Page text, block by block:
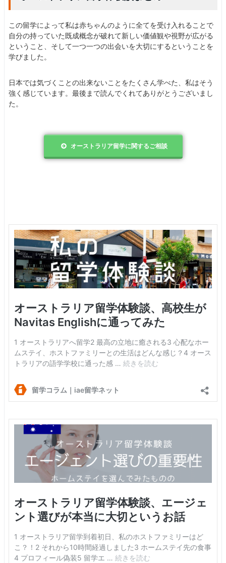
この留学によって私は赤ちゃんのように全てを受け入れることで
自分の持っていた既成概念が破れて新しい価値観や視野が広がる
ということ、そして一つ一つの出会いを大切にするということを
学びました。
日本では気づくことの出来ないことをたくさん学べた、私はそう
強く感じています。最後まで読んでくれてありがとうございまし
た。
オーストラリア留学に関するご相談